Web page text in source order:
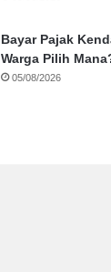
Bayar Pajak
Warga Pilih
05/08/2026